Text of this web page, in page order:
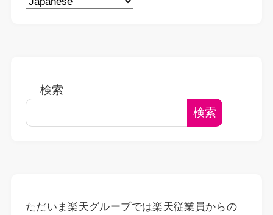
検索
検索
ただいま楽天グループでは楽天従業員からの